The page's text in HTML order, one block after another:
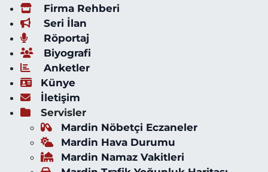
Firma Rehberi
Seri İlan
Röportaj
Biyografi
Anketler
Künye
İletişim
Servisler
Mardin Nöbetçi Eczaneler
Mardin Hava Durumu
Mardin Namaz Vakitleri